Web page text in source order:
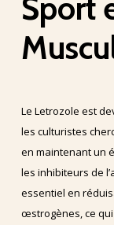
Sport
Le Letrozole est
les culturistes
en maintenant un
les inhibiteurs de
essentiel en
œstrogènes, ce